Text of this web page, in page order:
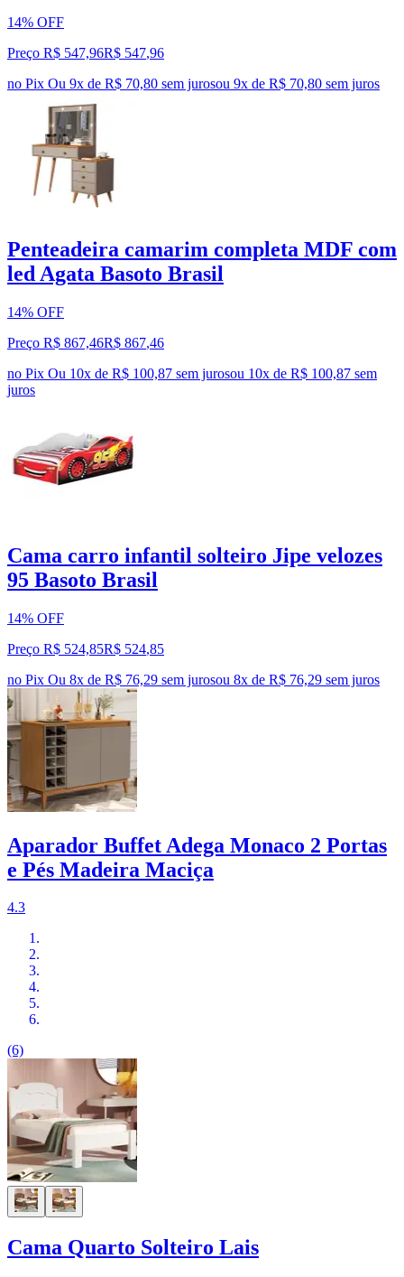
14% OFF
Preço R$ 547,96R$ 547,96
no Pix Ou 9x de R$ 70,80 sem jurosou 9x de R$ 70,80 sem juros
Penteadeira camarim completa MDF com
led Agata Basoto Brasil
14% OFF
Preço R$ 867,46R$ 867,46
no Pix Ou 10x de R$ 100,87 sem jurosou 10x de R$ 100,87 sem
juros
Cama carro infantil solteiro Jipe velozes
95 Basoto Brasil
14% OFF
Preço R$ 524,85R$ 524,85
no Pix Ou 8x de R$ 76,29 sem jurosou 8x de R$ 76,29 sem juros
Aparador Buffet Adega Monaco 2 Portas
e Pés Madeira Maciça
4.3
(6)
Cama Quarto Solteiro Lais